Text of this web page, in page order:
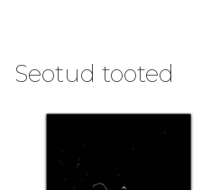
Seotud tooted